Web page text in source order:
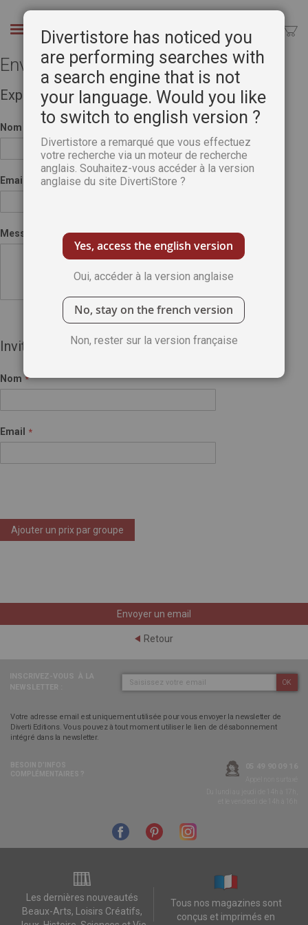
Chercher
Envoyer à un ami
Expéditeur
Nom
Email
Message
Invité(e)
Nom
Email
Ajouter un prix par groupe
Envoyer un email
Retour
OK
Votre adresse email est uniquement utilisée pour vous envoyer la newsletter de
Diverti Editions. Vous pouvez à tout moment utiliser le lien de désabonnement
intégré dans la newsletter.
Les dernières nouveautés
Beaux-Arts, Loisirs Créatifs,
Tous nos magazines sont
conçus et imprimés en
Divertistore has noticed you
are performing searches with
a search engine that is not
your language. Would you like
to switch to english version ?
Divertistore a remarqué que vous effectuez
votre recherche via un moteur de recherche
anglais. Souhaitez-vous accéder à la version
anglaise du site DivertiStore ?
Yes, access the english version
Oui, accéder à la version anglaise
No, stay on the french version
Non, rester sur la version française